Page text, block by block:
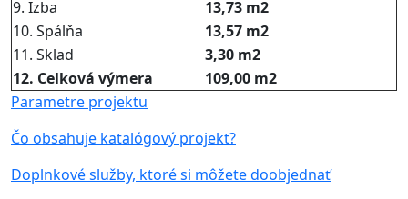
9. Izba
13,73 m2
10. Spálňa
13,57 m2
11. Sklad
3,30 m2
12. Celková výmera
109,00 m2
Parametre projektu
Čo obsahuje katalógový projekt?
Doplnkové služby, ktoré si môžete doobjednať